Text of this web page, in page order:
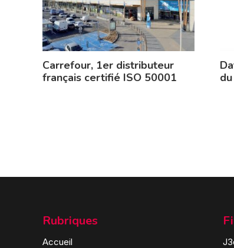
Carrefour, 1er distributeur
français certifié ISO 50001
Rubriques
Accueil